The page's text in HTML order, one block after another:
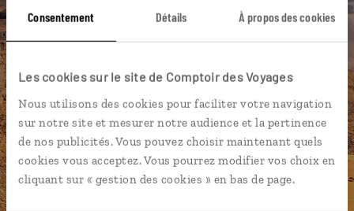
Consentement Détails À propos des cookies
Les cookies sur le site de Comptoir des Voyages
Nous utilisons des cookies pour faciliter votre navigation
sur notre site et mesurer notre audience et la pertinence
de nos publicités. Vous pouvez choisir maintenant quels
cookies vous acceptez. Vous pourrez modifier vos choix en
cliquant sur « gestion des cookies » en bas de page.
DÉCOUVRIR LUCIOLE